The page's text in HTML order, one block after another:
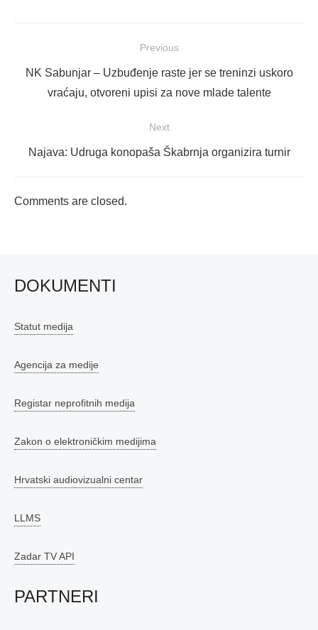
objava
Previous
Previous
NK Sabunjar – Uzbuđenje raste jer se treninzi uskoro
vraćaju, otvoreni upisi za nove mlade talente
Next
Next
Najava: Udruga konopaša Škabrnja organizira turnir
Comments are closed.
DOKUMENTI
Statut medija
Agencija za medije
Registar neprofitnih medija
Zakon o elektroničkim medijima
Hrvatski audiovizualni centar
LLMS
Zadar TV API
PARTNERI